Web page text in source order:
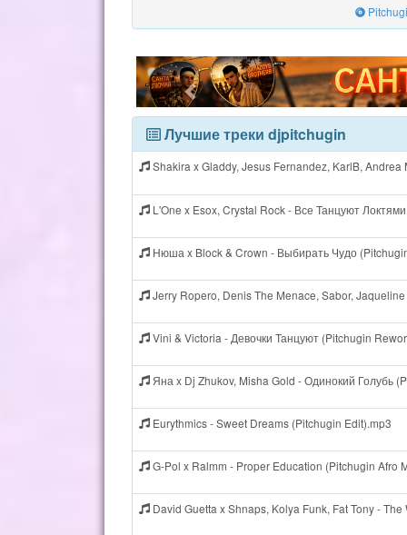
Лучшие треки djpitchugin
Shakira x Gladdy, Jesus Fernandez, KarlB,
L'One x Esox, Crystal Rock - Все Танцуют
Нюша x Block & Crown - Выбирать Чудо
Jerry Ropero, Denis The Menace, Sabor,
Vini & Victoria - Девочки Танцуют (Pitchugin
Яна x Dj Zhukov, Misha Gold - Одинокий Голубь
Eurythmics - Sweet Dreams (Pitchugin Edit).mp3
G-Pol x Ralmm - Proper Education (Pitchugin Afro
David Guetta x Shnaps, Kolya Funk, Fat Tony -